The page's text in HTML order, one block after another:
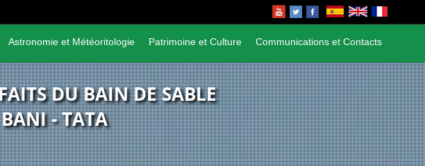
Astronomie et Météoritologie Patrimoine et Culture Communications et Contacts
DU BAIN DE SABLE
- TATA